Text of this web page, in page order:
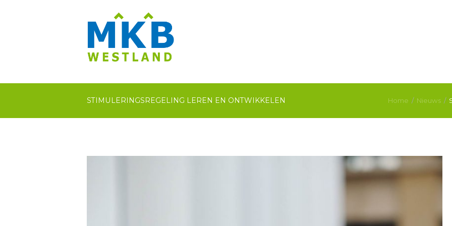
STIMULERINGSREGELING LEREN EN ONTWIKKELEN Home Nieuws